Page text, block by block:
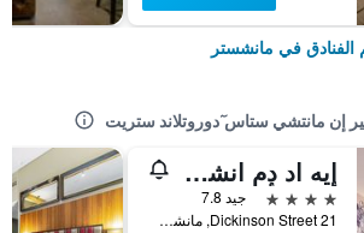
في مانشستر
إن مانتشي ستاس ٓدوروتلاند ستريت
إيه اد دٕم انشيستر سيتي سنترو
4 نجوم
جيد 7.8
21 Dickinson Street, مانشستر, المملكة المتحدة